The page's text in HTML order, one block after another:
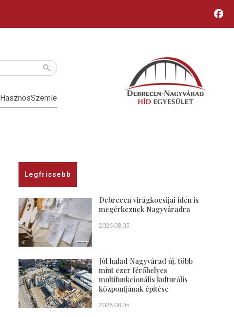
HasznosSzemle
Legfrissebb
Debrecen virágkocsijai idén is
megérkeznek Nagyváradra
2026.08.05
Jól halad Nagyvárad új, több
mint ezer férőhelyes
multifunkcionális kulturális
központjának építése
2026.08.05